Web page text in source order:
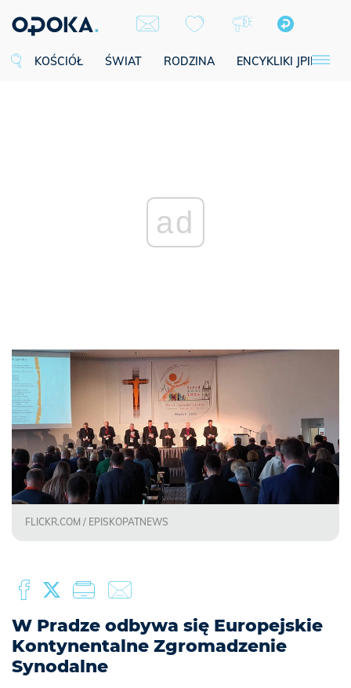
KOŚCIÓŁ ŚWIAT RODZINA ENCYKLIKI JPII
ad
FLICKR.COM / EPISKOPATNEWS
W Pradze odbywa się Europejskie
Kontynentalne Zgromadzenie
Synodalne